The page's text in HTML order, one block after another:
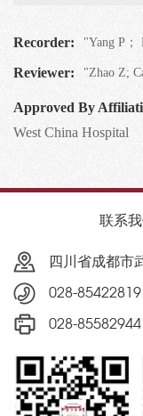
Recorder: "Yang P；
Reviewer: "Zhao Z;
Approved By
West China Hospital
联系
四川省成都市
028-85422819
028-85582944